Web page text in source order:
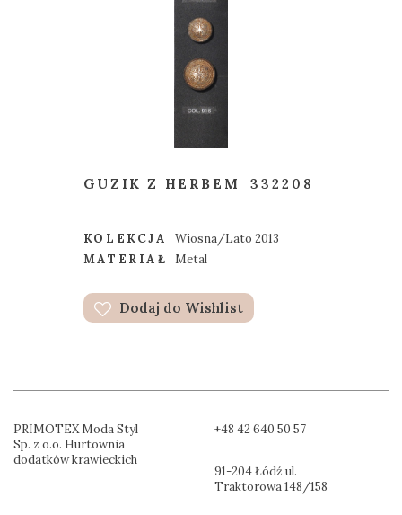
GUZIK Z HERBEM 332208
KOLEKCJA
Wiosna/Lato 2013
MATERIAŁ
Metal
Dodaj do Wishlist
PRIMOTEX Moda Styl
Sp. z o.o. Hurtownia
dodatków krawieckich
+48 42 640 50 57
91-204 Łódź ul.
Traktorowa 148/158